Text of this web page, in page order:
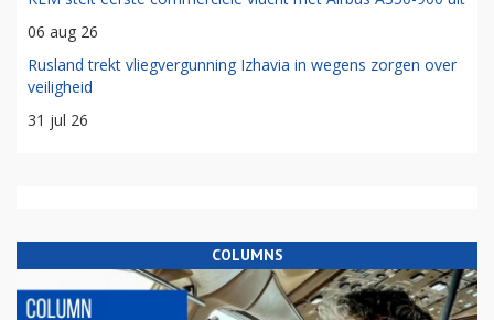
06 aug 26
Rusland trekt vliegvergunning Izhavia in wegens zorgen over
veiligheid
31 jul 26
COLUMNS